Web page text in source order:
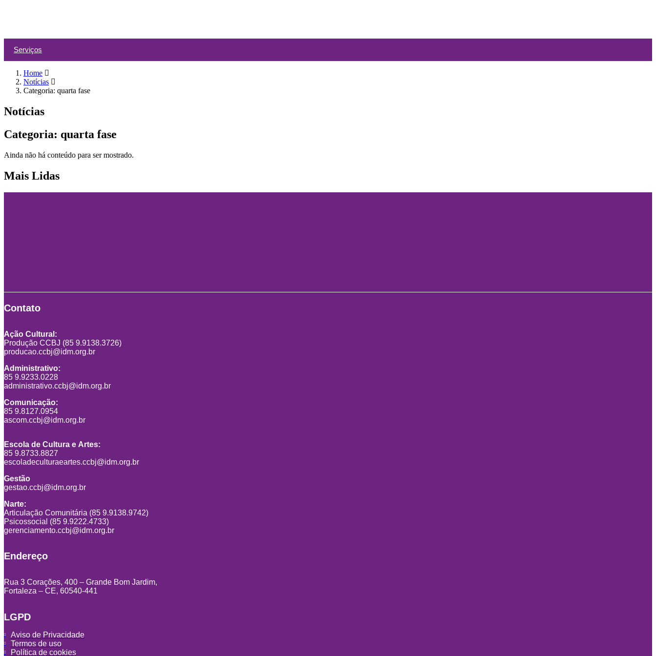
Serviços
Home
Notícias
Categoria: quarta fase
Notícias
Categoria: quarta fase
Ainda não há conteúdo para ser mostrado.
Mais Lidas
Contato
Ação Cultural:
Produção CCBJ (85 9.9138.3726)
producao.ccbj@idm.org.br
Administrativo:
85 9.9233.0228
administrativo.ccbj@idm.org.br
Comunicação:
85 9.8127.0954
ascom.ccbj@idm.org.br
Escola de Cultura e Artes:
85 9.8733.8827
escoladeculturaeartes.ccbj@idm.org.br
Gestão
gestao.ccbj@idm.org.br
Narte:
Articulação Comunitária (85 9.9138.9742)
Psicossocial (85 9.9222.4733)
gerenciamento.ccbj@idm.org.br
Endereço
Rua 3 Corações, 400 – Grande Bom Jardim,
Fortaleza – CE, 60540-441
LGPD
Aviso de Privacidade
Termos de uso
Política de cookies